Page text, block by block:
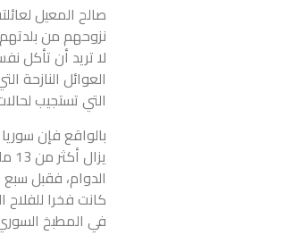
صالح المعيل
نزوحهم من
لا تريد أن تأكل
العوائل النازحة
التي تستجيب
بالواقع فإن
الدوام، فقبل سبع
كانت فخرا
في المطبخ